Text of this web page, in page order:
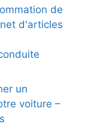
de
d'articles
un
voiture –